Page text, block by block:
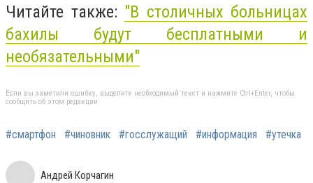
Читайте также: "В столичных больницах
бахилы будут бесплатными и
необязательными"
Если вы заметили ошибку, выделите необходимый текст и нажмите Ctrl+Enter, чтобы
сообщить об этом редакции
#смартфон #чиновник #госслужащий #информация #утечка
Андрей Корчагин